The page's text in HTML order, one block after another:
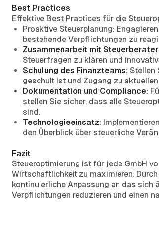
Best Practices
Effektive Best Practices für die
Proaktive Steuerplanung:
bestehende Verpflichtungen zu
Zusammenarbeit mit
Steuerfragen zu klären und
Schulung des Finanzteams: Stellen
geschult ist und Zugang zu
Dokumentation und Compliance:
stellen Sie sicher, dass alle
sind.
Technologieeinsatz:
den Überblick über steuerliche
Fazit
Steueroptimierung ist für jede GmbH
Wirtschaftlichkeit zu maximieren.
kontinuierliche Anpassung an das sich
Verpflichtungen reduzieren und einen